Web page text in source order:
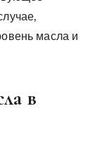
масла и
в